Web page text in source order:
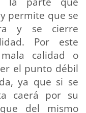
permite que se
y se cierre
Por este
calidad o
el punto débil
ya que si se
caerá por su
del mismo